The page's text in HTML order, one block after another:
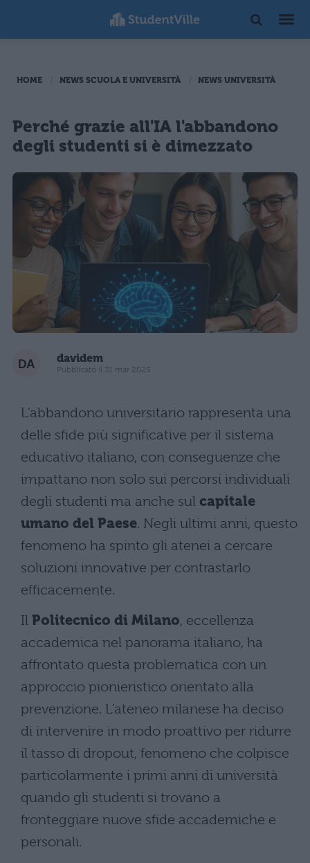
HOME NEWS SCUOLA E UNIVERSITÀ NEWS UNIVERSITÀ
Perché grazie all'IA l'abbandono
degli studenti si è dimezzato
davidem
Pubblicato il 31 mar 2025
L’abbandono universitario rappresenta una
delle sfide più significative per il sistema
educativo italiano, con conseguenze che
impattano non solo sui percorsi individuali
degli studenti ma anche sul capitale
umano del Paese. Negli ultimi anni, questo
fenomeno ha spinto gli atenei a cercare
soluzioni innovative per contrastarlo
efficacemente.
Il Politecnico di Milano, eccellenza
accademica nel panorama italiano, ha
affrontato questa problematica con un
approccio pionieristico orientato alla
prevenzione. L’ateneo milanese ha deciso
di intervenire in modo proattivo per ridurre
il tasso di dropout, fenomeno che colpisce
particolarmente i primi anni di università
quando gli studenti si trovano a
fronteggiare nuove sfide accademiche e
personali.